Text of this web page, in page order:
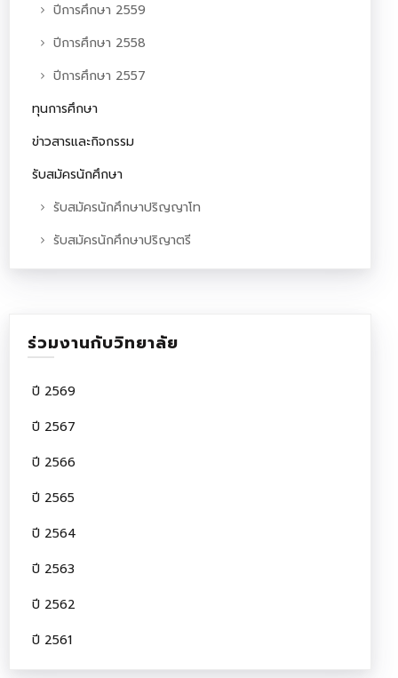
ปีการศึกษา 2559
ปีการศึกษา 2558
ปีการศึกษา 2557
ทุนการศึกษา
ข่าวสารและกิจกรรม
รับสมัครนักศึกษา
รับสมัครนักศึกษาปริญญาโท
รับสมัครนักศึกษาปริญาตรี
ร่วมงานกับวิทยาลัย
ปี 2569
ปี 2567
ปี 2566
ปี 2565
ปี 2564
ปี 2563
ปี 2562
ปี 2561